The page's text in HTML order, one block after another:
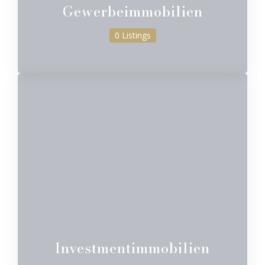
Gewerbeimmobilien
0 Listings
Investmentimmobilien